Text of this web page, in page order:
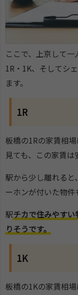
ここで、上京して一
1R・1K、そしてシ
ます。
1R
板橋の1Rの家賃相
見ても、この家賃は
駅から少し離れる
ーホンが付いた物件
駅チカで住みやす
りそうです。
1K
板橋の1Kの家賃相